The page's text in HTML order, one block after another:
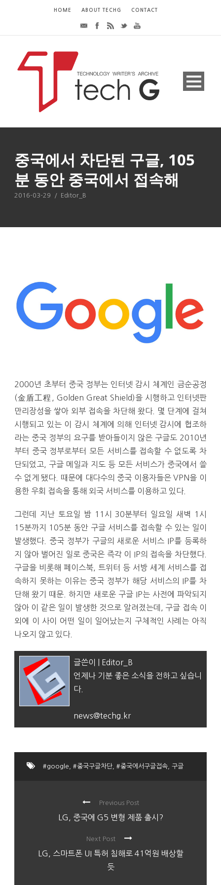
HOME ABOUT TECHG CONTACT
중국에서 차단된 구글, 105
분 동안 중국에서 접속해
2016-03-29 / Editor_B
2000년 초부터 중국 정부는 인터넷 감시 체계인 금순공정
(金盾工程, Golden Great Shield)을 시행하고 인터넷판
만리장성을 쌓아 외부 접속을 차단해 왔다. 몇 단계에 걸쳐
시행되고 있는 이 감시 체계에 의해 인터넷 감시에 협조하
라는 중국 정부의 요구를 받아들이지 않은 구글도 2010년
부터 중국 정부로부터 모든 서비스를 접속할 수 없도록 차
단되었고, 구글 메일과 지도 등 모든 서비스가 중국에서 쓸
수 없게 됐다. 때문에 대다수의 중국 이용자들은 VPN을 이
용한 우회 접속을 통해 외국 서비스를 이용하고 있다.
그런데 지난 토요일 밤 11시 30분부터 일요일 새벽 1시
15분까지 105분 동안 구글 서비스를 접속할 수 있는 일이
발생했다. 중국 정부가 구글의 새로운 서비스 IP를 등록하
지 않아 벌어진 일로 중국은 즉각 이 IP의 접속을 차단했다.
구글을 비롯해 페이스북, 트위터 등 서방 세계 서비스를 접
속하지 못하는 이유는 중국 정부가 해당 서비스의 IP를 차
단해 왔기 때문. 하지만 새로운 구글 IP는 사전에 파악되지
않아 이 같은 일이 발생한 것으로 알려졌는데, 구글 접속 이
외에 이 사이 어떤 일이 일어났는지 구체적인 사례는 아직
나오지 않고 있다.
글쓴이 | Editor_B
언제나 기분 좋은 소식을 전하고 싶습니
다.
news@techg.kr
#google #중국구글차단 #중국에서구글접속 구글
Previous Post
LG, 중국에 G5 변형 제품 출시?
Next Post
LG, 스마트폰 UI 특허 침해로 41억원 배상할
듯